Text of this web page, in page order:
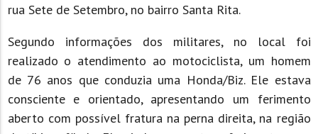
rua Sete de Setembro, no bairro Santa Rita.
Segundo informações dos militares, no local foi
realizado o atendimento ao motociclista, um homem
de 76 anos que conduzia uma Honda/Biz. Ele estava
consciente e orientado, apresentando um ferimento
aberto com possível fratura na perna direita, na região